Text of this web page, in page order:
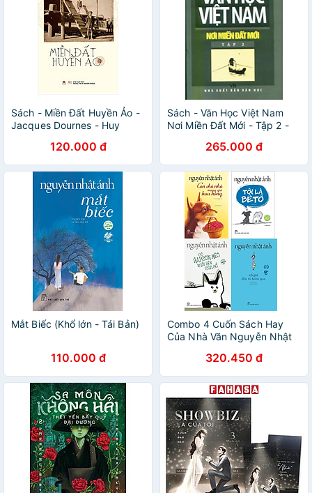
Sách - Miền Đất Huyền Ảo -
Jacques Dournes - Huy
120.000 đ
Sách - Văn Học Việt Nam
Nơi Miền Đất Mới - Tập 2 -
265.000 đ
Mắt Biếc (Khổ lớn - Tái Bản)
110.000 đ
Combo 4 Cuốn Sách Hay
Của Nhà Văn Nguyễn Nhật
Hoa Hồng + Tôi Là Bêtô +
Cô Gái Đến Từ Hôm Qua +
Có Hai Con Mèo Ngồi Bên
Cửa Sổ ( Tặng kèm
Bookmark Happy Life)
320.450 đ